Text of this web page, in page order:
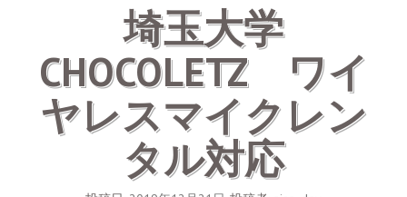
埼玉大学
CHOCOLETZ ワイ
ヤレスマイクレン
タル対応